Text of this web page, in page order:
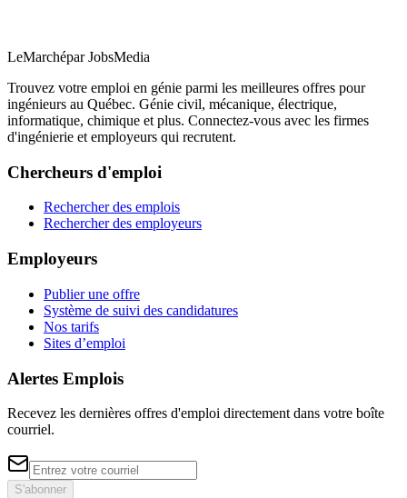
LeMarchépar JobsMedia
Trouvez votre emploi en génie parmi les meilleures offres pour
ingénieurs au Québec. Génie civil, mécanique, électrique,
informatique, chimique et plus. Connectez-vous avec les firmes
d'ingénierie et employeurs qui recrutent.
Chercheurs d'emploi
Rechercher des emplois
Rechercher des employeurs
Employeurs
Publier une offre
Système de suivi des candidatures
Nos tarifs
Sites d’emploi
Alertes Emplois
Recevez les dernières offres d'emploi directement dans votre boîte
courriel.
S'abonner